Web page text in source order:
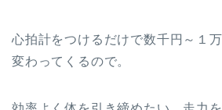
心拍計をつけるだけで数千円～１
変わってくるので。